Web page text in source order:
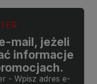
mail, jeżeli
informacje
- Wpisz adres e-